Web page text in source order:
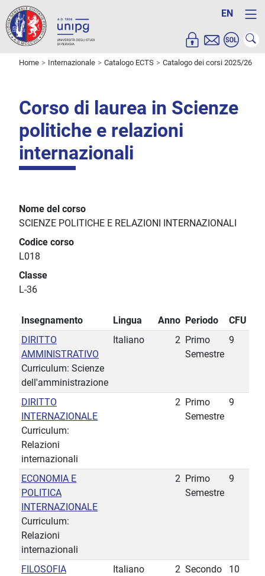
EN
Home Internazionale Catalogo ECTS Catalogo dei corsi 2025/26
Corso di laurea in Scienze
politiche e relazioni
internazionali
Nome del corso
SCIENZE POLITICHE E RELAZIONI INTERNAZIONALI
Codice corso
L018
Classe
L-36
Insegnamento Lingua Anno Periodo
CFU
DIRITTO
AMMINISTRATIVO
Curriculum: Scienze
dell'amministrazione
Italiano 2 Primo
Semestre
9
DIRITTO
INTERNAZIONALE
Curriculum:
Relazioni
internazionali
2 Primo
Semestre
9
ECONOMIA E
POLITICA
INTERNAZIONALE
Curriculum:
Relazioni
internazionali
2 Primo
Semestre
9
FILOSOFIA
Italiano 2 Secondo
10